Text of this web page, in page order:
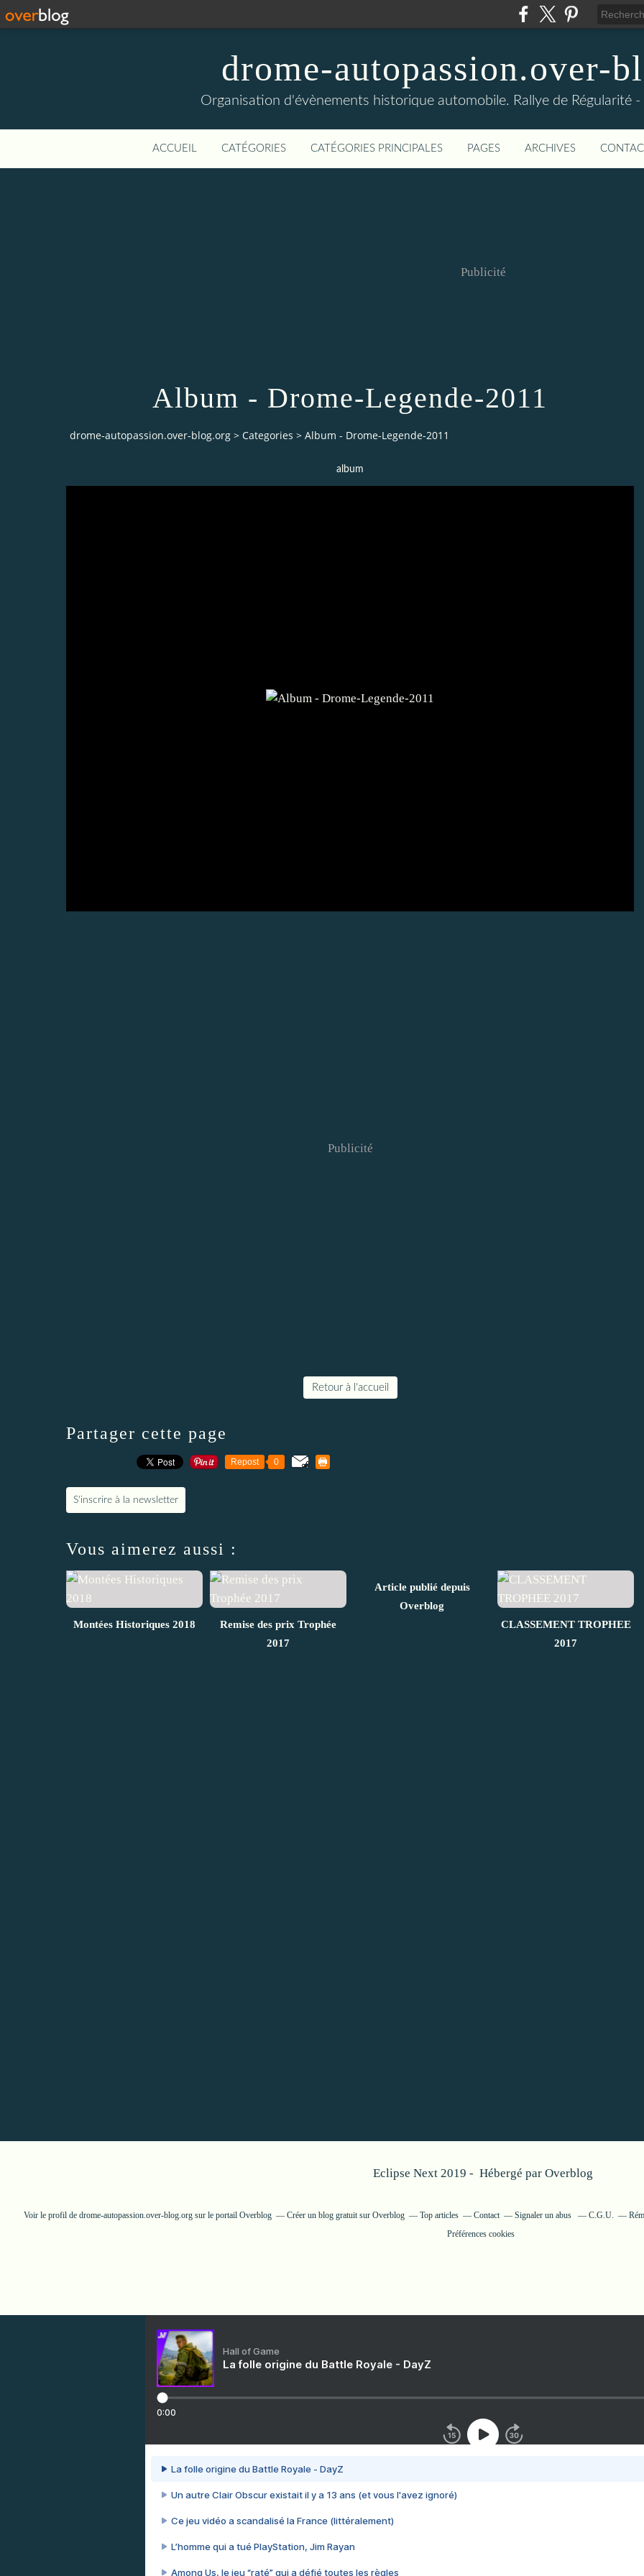
drome-autopassion.over-
Organisation d'évènements historique automobile. Rallye de Régularité
ACCUEIL CATÉGORIES CATÉGORIES PRINCIPALES PAGES ARCHIVES
Publicité
Album - Drome-Legende-2011
drome-autopassion.over-blog.org > Categories > Album - Drome-Legende-2011
album
Publicité
Retour à l'accueil
Partager cette page
Repost 0
S'inscrire à la newsletter
Vous aimerez aussi :
Montées Historiques 2018
Remise des prix Trophée
2017
Article publié depuis
Overblog
CLASSEMENT TROPHEE
2017
Eclipse Next 2019 - Hébergé par Overblog
Voir le profil de drome-autopassion.over-blog.org sur le portail Overblog Créer un blog gratuit sur Overblog Top articles Contact Signaler un abus C.G.U.
Préférences cookies
Hall of Game
La folle origine du Battle Royale - DayZ
0:00
La folle origine du Battle Royale - DayZ
Un autre Clair Obscur existait il y a 13 ans (et vous l'avez ignoré)
Ce jeu vidéo a scandalisé la France (littéralement)
L’homme qui a tué PlayStation, Jim Rayan
Among Us, le jeu “raté” qui a défié toutes les règles